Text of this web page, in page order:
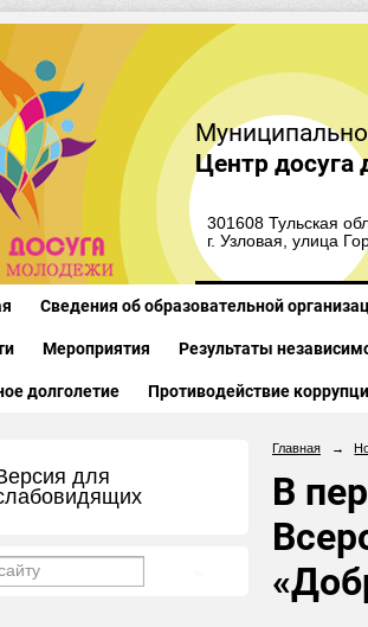
Центр досуга
301608 Тульская
г. Узловая, улица
Сведения об образовательной
Мероприятия Результаты
долголетие Противодействие
для
Главная →
В